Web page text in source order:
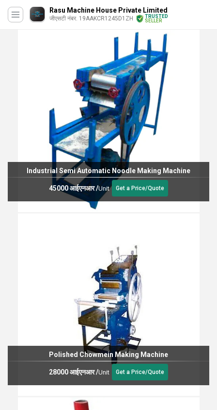
Rasu Machine House Private Limited
जीएसटी नंबर. 19AAKCR1245D1ZH
TRUSTED
SELLER
Industrial Semi Automatic Noodle Making Machine
45000 आईएनआर/Unit Get a Price/Quote
Polished Chowmein Making Machine
28000 आईएनआर/Unit Get a Price/Quote